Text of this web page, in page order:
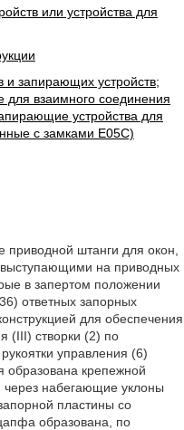
или устройства для
запирающих устройств;
для взаимного соединения
устройства для
с замками E05C)
приводной штанги для окон,
на приводных
в запертом положении
ответных запорных
для обеспечения
(III) створки (2) по
управления (6)
образована крепежной
набегающие уклоны
пластины со
образована, по